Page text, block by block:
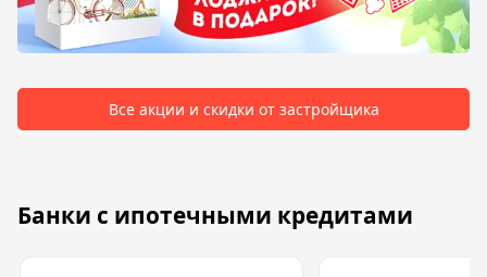
Все акции и скидки от застройщика
Банки с ипотечными кредитами